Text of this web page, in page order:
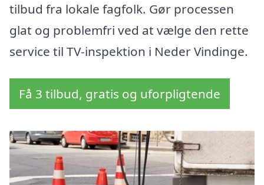
tilbud fra lokale fagfolk. Gør processen
glat og problemfri ved at vælge den rette
service til TV-inspektion i Neder Vindinge.
Få 3 tilbud, gratis og uforpligtende